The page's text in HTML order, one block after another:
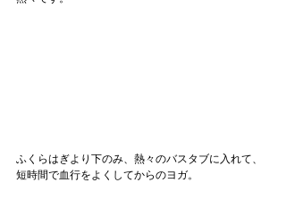
ふくらはぎより下のみ、熱々のバスタブに入れて、
短時間で血行をよくしてからのヨガ。